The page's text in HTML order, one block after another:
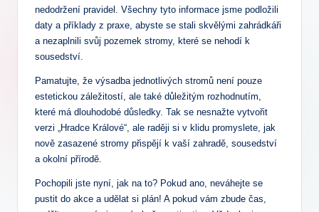
nedodržení pravidel. Všechny tyto informace jsme podložili
daty a příklady z praxe, abyste se stali skvělými zahrádkáři
a nezaplnili svůj pozemek stromy, které se nehodí k
sousedství.
Pamatujte, že výsadba jednotlivých stromů není pouze
estetickou záležitostí, ale také důležitým rozhodnutím,
které má dlouhodobé důsledky. Tak se nesnažte vytvořit
verzi „Hradce Králové“, ale raději si v klidu promyslete, jak
nově zasazené stromy přispějí k vaší zahradě, sousedství
a okolní přírodě.
Pochopili jste nyní, jak na to? Pokud ano, neváhejte se
pustit do akce a udělat si plán! A pokud vám zbude čas,